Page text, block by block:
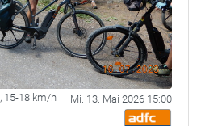
, 15-18 km/h Mi. 13. Mai 2026 15:00